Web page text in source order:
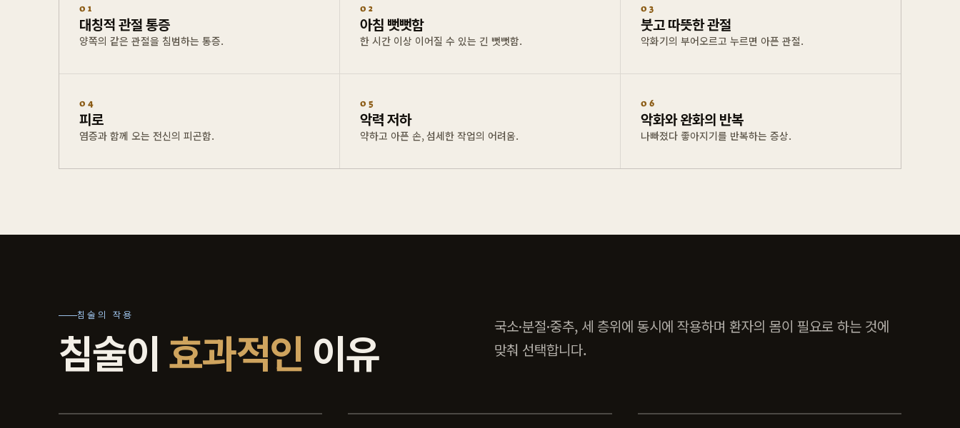
01
대칭적 관절 통증
양쪽의 같은 관절을 침범하는 통증.
02
아침 뻣뻣함
한 시간 이상 이어질 수 있는 긴 뻣뻣함.
03
붓고 따뜻한 관절
악화기의 부어오르고 누르면 아픈 관절.
04
피로
염증과 함께 오는 전신의 피곤함.
05
악력 저하
약하고 아픈 손, 섬세한 작업의 어려움.
06
악화와 완화의 반복
나빠졌다 좋아지기를 반복하는 증상.
침술의 작용
침술이 효과적인 이유
국소·분절·중추, 세 층위에 동시에 작용하며 환자의 몸이 필요로 하는 것에
맞춰 선택합니다.